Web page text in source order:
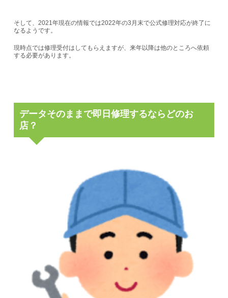
そして、2021年現在の情報では2022年の3月末で公式修理対応が終了に
なるようです。
現時点では修理受付はしてもらえますが、来年以降は他のところへ依頼
する必要があります。
データそのままで即日修理するならどのお
店？